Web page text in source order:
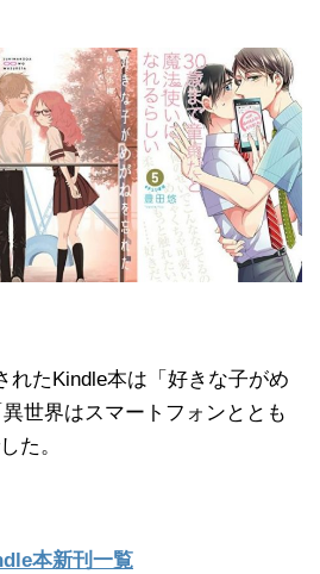
れたKindle本は「好きな子がめ
世界はスマートフォンととも
た。
本新刊一覧